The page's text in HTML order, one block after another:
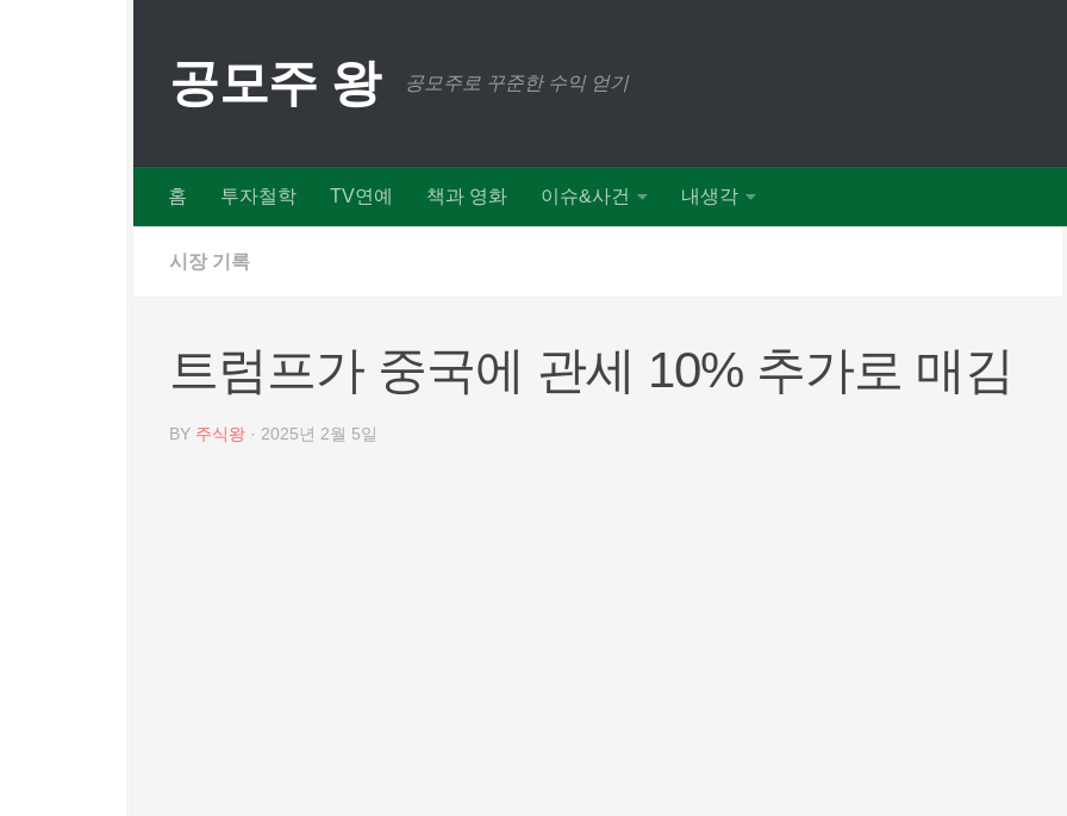
공모주 왕 공모주로 꾸준한 수익 얻기
홈 투자철학 TV연예 책과 영화 이슈&사건 내생각
시장 기록
트럼프가 중국에 관세 10% 추가로 매김
BY 주식왕 · 2025년 2월 5일